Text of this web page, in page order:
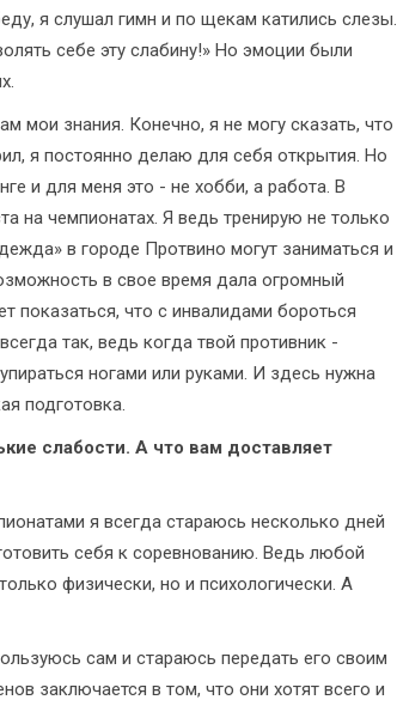
я слушал гимн и по щекам катились слезы.
себе эту слабину!» Но эмоции были
мои знания. Конечно, я не могу сказать, что
я постоянно делаю для себя открытия. Но
и для меня это - не хобби, а работа. В
на чемпионатах. Я ведь тренирую не только
в городе Протвино могут заниматься и
в свое время дала огромный
показаться, что с инвалидами бороться
так, ведь когда твой противник -
ногами или руками. И здесь нужна
подготовка.
слабости. А что вам доставляет
я всегда стараюсь несколько дней
себя к соревнованию. Ведь любой
физически, но и психологически. А
сам и стараюсь передать его своим
заключается в том, что они хотят всего и